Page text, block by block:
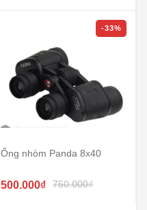
-33%
Ống nhòm Panda 8x40
500.000₫ 750.000₫